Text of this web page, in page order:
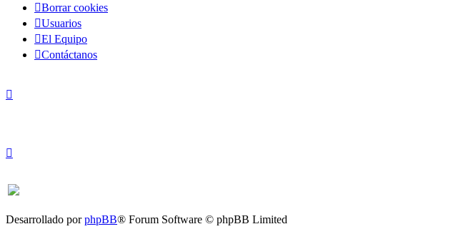
Borrar cookies
Usuarios
El Equipo
Contáctanos
Desarrollado porphpBB® Forum Software © phpBB Limited